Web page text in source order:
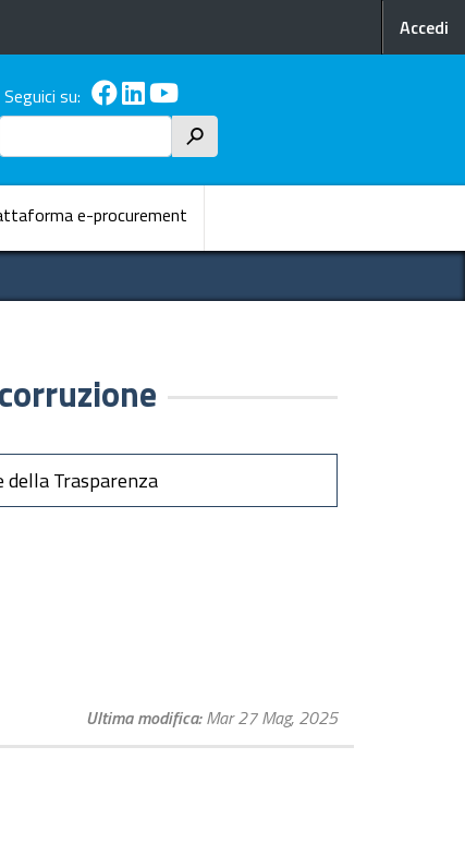
Accedi
Seguici su:
Cerca
h
e-procurement
della Trasparenza
Ultima modifica Mar 27 Mag, 2025